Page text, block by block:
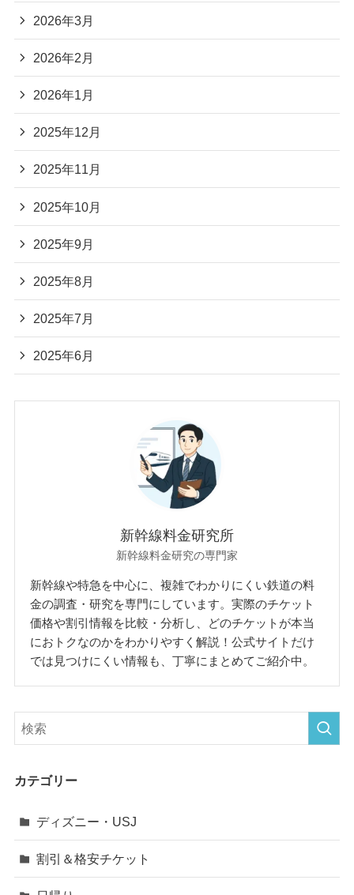
2026年3月
2026年2月
2026年1月
2025年12月
2025年11月
2025年10月
2025年9月
2025年8月
2025年7月
2025年6月
新幹線料金研究所
新幹線料金研究の専門家
新幹線や特急を中心に、複雑でわかりにくい鉄道の料
金の調査・研究を専門にしています。実際のチケット
価格や割引情報を比較・分析し、どのチケットが本当
におトクなのかをわかりやすく解説！公式サイトだけ
では見つけにくい情報も、丁寧にまとめてご紹介中。
カテゴリー
ディズニー・USJ
割引＆格安チケット